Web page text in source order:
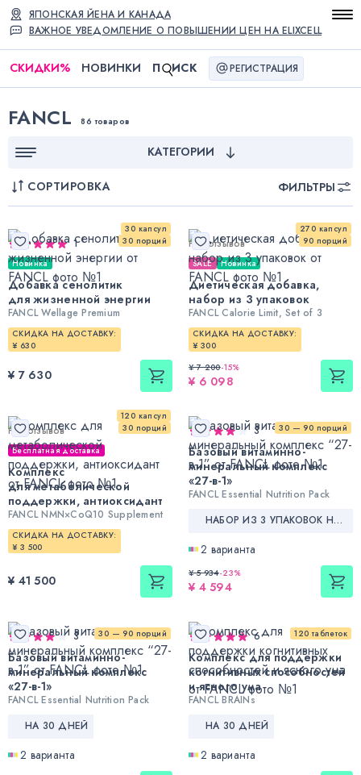
ВАЖНОЕ УВЕДОМЛЕНИЕ О ПОВЫШЕНИИ ЦЕН НА ELIXCELL
ЯПОНСКАЯ ЙЕНА И КАНАДА
СКИДКИ% НОВИНКИ П ИСК РЕГИСТРАЦИЯ
FANCL 86 товаров
КАТЕГОРИИ
СОРТИРОВКА ФИЛЬТРЫ
30 капсул
30 порций
1
Новинка
Добавка сенолитик
для жизненной энергии
FANCL Wellage Premium
СКИДКА НА ДОСТАВКУ:
¥ 630
¥ 7 630
270 капсул
90 порций
Нет отзывов
SALE Новинка
Диетическая добавка,
набор из 3 упаковок
FANCL Calorie Limit, Set of 3
СКИДКА НА ДОСТАВКУ:
¥ 300
¥ 7 200-15%
¥ 6 098
120 капсул
30 порций
Нет отзывов
Бесплатная доставка
Комплекс
для метаболической
поддержки, антиоксидант
FANCL NMN×CoQ10 Supplement
СКИДКА НА ДОСТАВКУ:
¥ 3 500
¥ 41 500
30 — 90 порций
3
Базовый витаминно-
минеральный комплекс
«27-в-1»
FANCL Essential Nutrition Pack
НАБОР ИЗ 3 УПАКОВОК НА 90 ДНЕЙ
2 варианта
¥ 5 934-23%
¥ 4 594
30 — 90 порций
3
Базовый витаминно-
минеральный комплекс
«27-в-1»
FANCL Essential Nutrition Pack
НА 30 ДНЕЙ
2 варианта
120 таблеток
6
Комплекс для поддержки
когнитивных способностей
и ясного ума
FANCL BRAINs
НА 30 ДНЕЙ
2 варианта